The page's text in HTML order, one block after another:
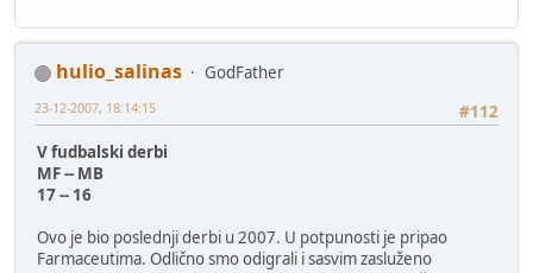
hulio_salinas
GodFather
#112
23-12-2007, 18:14:15
V fudbalski derbi
MF -- MB
17 -- 16
Ovo je bio poslednji derbi u 2007. U potpunosti je pripao
Farmaceutima. Odlično smo odigrali i sasvim zasluženo